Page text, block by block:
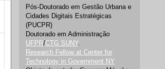
Pós-Doutorado em Gestão Urbana e
Cidades Digitais Estratégicas
(PUCPR)
Doutorado em Administração
UFPR/CTG SUNY.
Research Fellow at Center for
Technology in Government NY